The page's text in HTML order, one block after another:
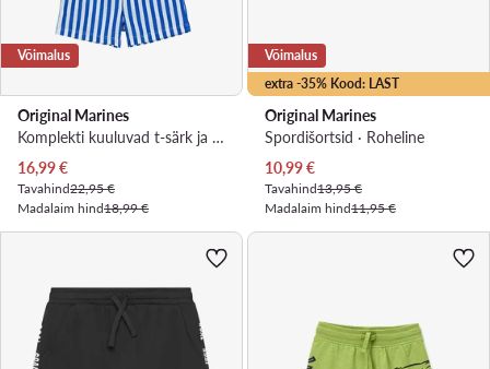
Võimalus
Original Marines
Komplekti kuuluvad t-särk ja šortsid · Valge
Praegune hind
16,99€
Tavahind22,95 €
Madalaim hind18,99 €
extra -35% Kood: LAST
Võimalus
Original Marines
Spordišortsid · Roheline
Praegune hind
10,99€
Tavahind13,95 €
Madalaim hind11,95 €